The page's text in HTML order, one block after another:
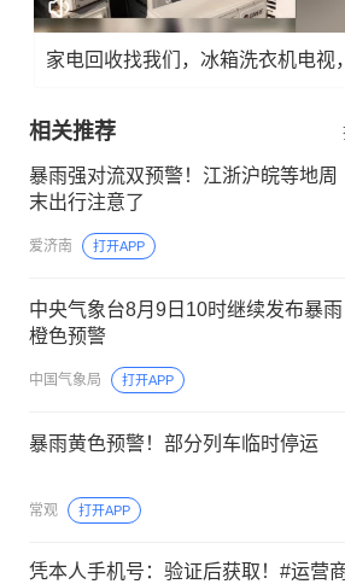
家电回收找我们，冰箱洗衣机电视
相关推荐
暴雨强对流双预警！江浙沪皖等地周
末出行注意了
爱济南 打开APP
中央气象台8月9日10时继续发布暴雨
橙色预警
中国气象局 打开APP
暴雨黄色预警！部分列车临时停运
常观 打开APP
凭本人手机号：验证后获取！#运营